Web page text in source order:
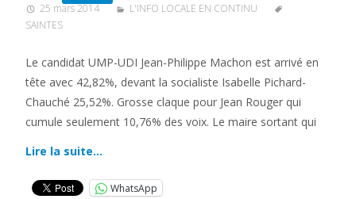
25 mars 2014
L'INFO LOCALE EN CONTINU
SAINTES
Le candidat UMP-UDI Jean-Philippe Machon est arrivé en
tête avec 42,82%, devant la socialiste Isabelle Pichard-
Chauché 25,52%. Grosse claque pour Jean Rouger qui
cumule seulement 10,76% des voix. Le maire sortant qui
Lire la suite…
WhatsApp